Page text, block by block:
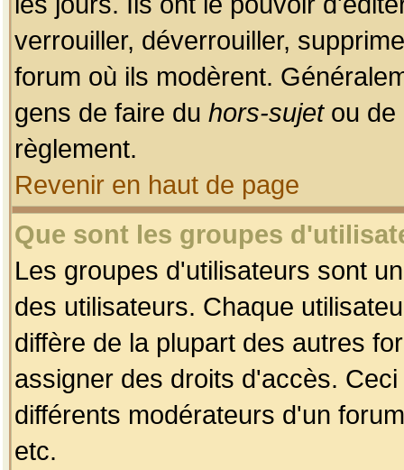
verrouiller, déverrouiller,
forum où ils modèrent.
gens de faire du hors-sujetou de
règlement.
Revenir en haut de page
Que sont les groupes
Les groupes d'utilisateurs sont
des utilisateurs. Chaque
diffère de la plupart des autres
assigner des droits d'accès.
différents modérateurs d'un
etc.